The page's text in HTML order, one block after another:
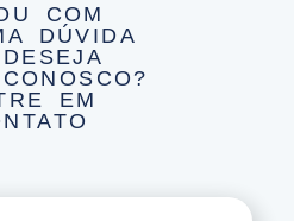
COM
DÚVIDA
EM